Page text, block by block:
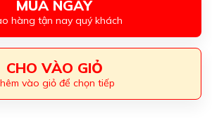
MUA NGAY
hàng tận nay quý khách
CHO VÀO GIỎ
vào giỏ để chọn tiếp